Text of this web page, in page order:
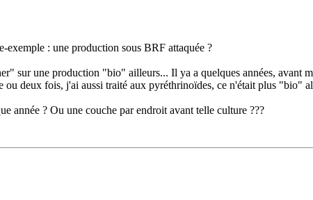
exemple : une production sous BRF attaquée ?
sur une production "bio" ailleurs... Il ya a quelques années, avant
deux fois, j'ai aussi traité aux pyréthrinoïdes, ce n'était plus "bio"
année ? Ou une couche par endroit avant telle culture ???